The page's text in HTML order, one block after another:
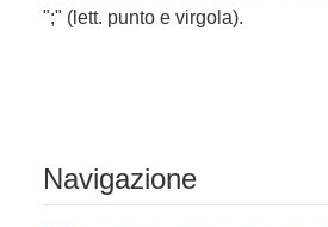
";" (lett. punto e virgola).
Navigazione